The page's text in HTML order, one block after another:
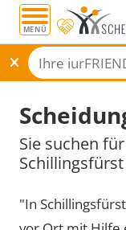
MENÜ
Sie suchen
"In